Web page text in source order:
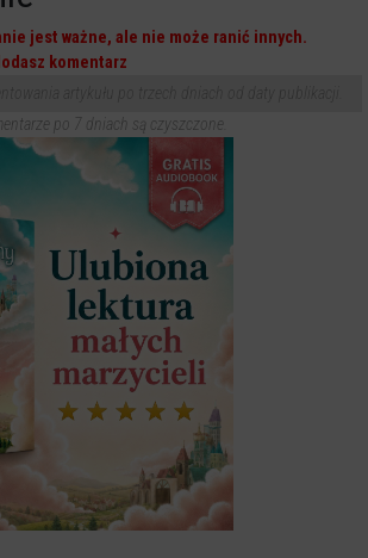
jest ważne, ale nie może ranić innych.
komentarz
po 7 dniach są czyszczone.